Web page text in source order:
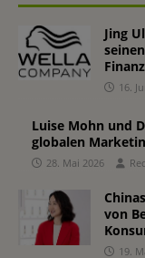
Jing
16.
Luise Mohn und
globalen
28. Mai 2026
von
19.